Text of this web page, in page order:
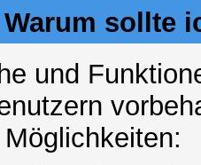
Warum sollte
und